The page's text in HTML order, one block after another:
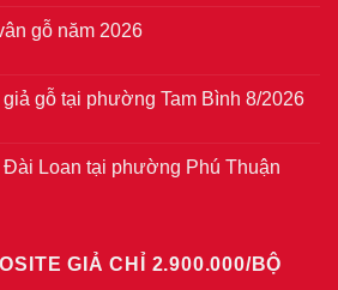
gỗ năm 2026
gỗ tại phường Tam Bình 8/2026
Loan tại phường Phú Thuận
GIẢ CHỈ 2.900.000/BỘ